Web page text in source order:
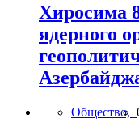
Хиросима
ядерного
Общество,